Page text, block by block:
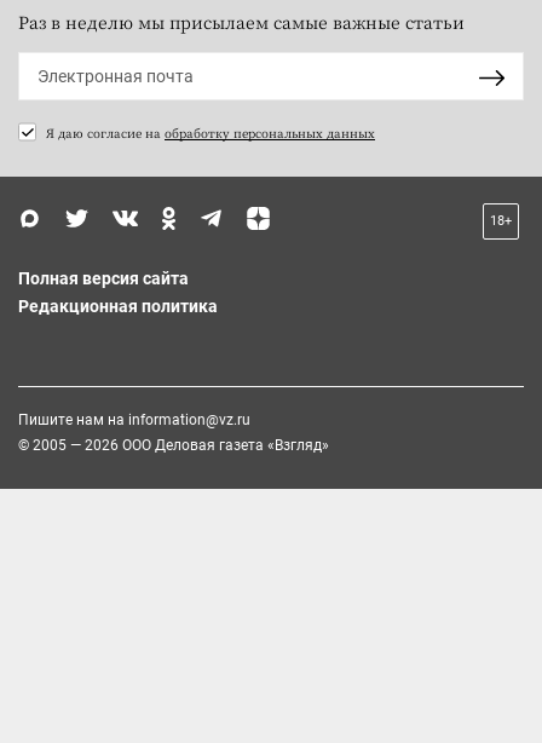
Раз в неделю мы присылаем самые важные статьи
Я даю согласие на обработку персональных данных
18+
Полная версия сайта
Редакционная политика
Пишите нам на information@vz.ru
© 2005 — 2026 ООО Деловая газета «Взгляд»